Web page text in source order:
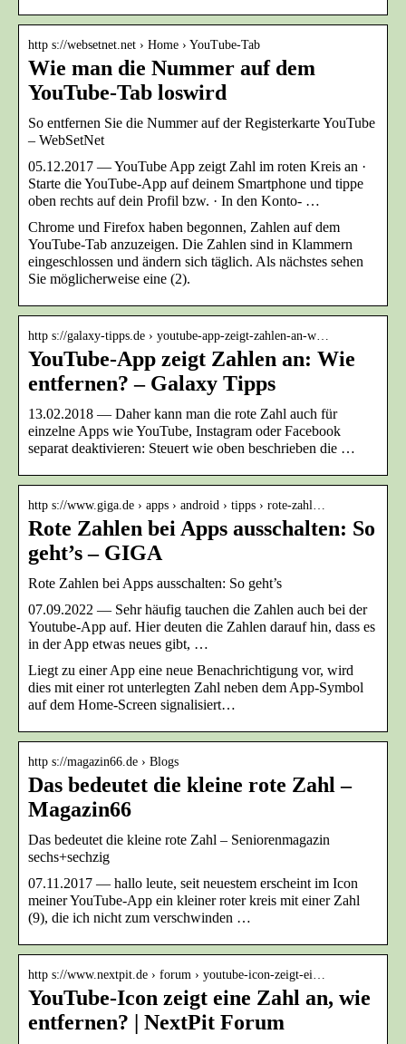
http s://websetnet.net › Home › YouTube-Tab
Wie man die Nummer auf dem
YouTube-Tab loswird
So entfernen Sie die Nummer auf der Registerkarte YouTube
– WebSetNet
05.12.2017 — YouTube App zeigt Zahl im roten Kreis an ·
Starte die YouTube-App auf deinem Smartphone und tippe
oben rechts auf dein Profil bzw. · In den Konto- …
Chrome und Firefox haben begonnen, Zahlen auf dem
YouTube-Tab anzuzeigen. Die Zahlen sind in Klammern
eingeschlossen und ändern sich täglich. Als nächstes sehen
Sie möglicherweise eine (2).
http s://galaxy-tipps.de › youtube-app-zeigt-zahlen-an-w…
YouTube-App zeigt Zahlen an: Wie
entfernen? – Galaxy Tipps
13.02.2018 — Daher kann man die rote Zahl auch für
einzelne Apps wie YouTube, Instagram oder Facebook
separat deaktivieren: Steuert wie oben beschrieben die …
http s://www.giga.de › apps › android › tipps › rote-zahl…
Rote Zahlen bei Apps ausschalten: So
geht’s – GIGA
Rote Zahlen bei Apps ausschalten: So geht’s
07.09.2022 — Sehr häufig tauchen die Zahlen auch bei der
Youtube-App auf. Hier deuten die Zahlen darauf hin, dass es
in der App etwas neues gibt, …
Liegt zu einer App eine neue Benachrichtigung vor, wird
dies mit einer rot unterlegten Zahl neben dem App-Symbol
auf dem Home-Screen signalisiert…
http s://magazin66.de › Blogs
Das bedeutet die kleine rote Zahl –
Magazin66
Das bedeutet die kleine rote Zahl – Seniorenmagazin
sechs+sechzig
07.11.2017 — hallo leute, seit neuestem erscheint im Icon
meiner YouTube-App ein kleiner roter kreis mit einer Zahl
(9), die ich nicht zum verschwinden …
http s://www.nextpit.de › forum › youtube-icon-zeigt-ei…
YouTube-Icon zeigt eine Zahl an, wie
entfernen? | NextPit Forum